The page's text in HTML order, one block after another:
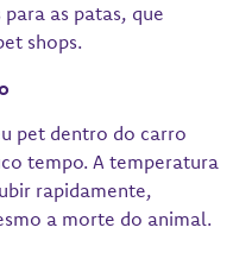
as patas, que
shops.
pet dentro do carro
tempo. A temperatura
rapidamente,
a morte do animal.